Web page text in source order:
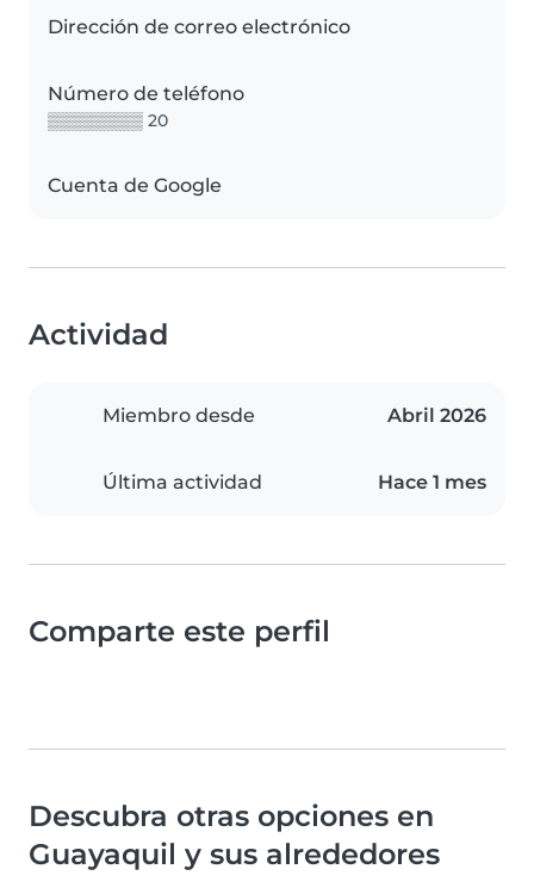
Dirección de correo electrónico
Número de teléfono
▒▒▒▒▒▒▒▒ 20
Cuenta de Google
Actividad
Miembro desde Abril 2026
Última actividad Hace 1 mes
Comparte este perfil
Descubra otras opciones en
Guayaquil y sus alrededores